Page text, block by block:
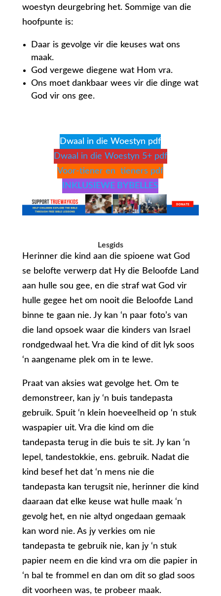
woestyn deurgebring het. Sommige van die
hoofpunte is:
Daar is gevolge vir die keuses wat ons
maak.
God vergewe diegene wat Hom vra.
Ons moet dankbaar wees vir die dinge wat
God vir ons gee.
Dwaal in die Woestyn pdf
Dwaal in die Woestyn 5+ pdf
Voor-tiener en tieners pdf
INKLUSIEWE BYBELLES
Lesgids
Herinner die kind aan die spioene wat God
se belofte verwerp dat Hy die Beloofde Land
aan hulle sou gee, en die straf wat God vir
hulle gegee het om nooit die Beloofde Land
binne te gaan nie. Jy kan ‘n paar foto’s van
die land opsoek waar die kinders van Israel
rondgedwaal het. Vra die kind of dit lyk soos
‘n aangename plek om in te lewe.
Praat van aksies wat gevolge het. Om te
demonstreer, kan jy ‘n buis tandepasta
gebruik. Spuit ‘n klein hoeveelheid op ‘n stuk
waspapier uit. Vra die kind om die
tandepasta terug in die buis te sit. Jy kan ‘n
lepel, tandestokkie, ens. gebruik. Nadat die
kind besef het dat ‘n mens nie die
tandepasta kan terugsit nie, herinner die kind
daaraan dat elke keuse wat hulle maak ‘n
gevolg het, en nie altyd ongedaan gemaak
kan word nie. As jy verkies om nie
tandepasta te gebruik nie, kan jy ‘n stuk
papier neem en die kind vra om die papier in
‘n bal te frommel en dan om dit so glad soos
dit voorheen was, te probeer maak.